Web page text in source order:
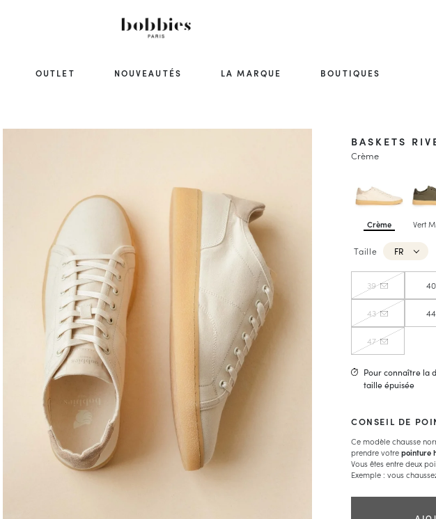
OUTLET NOUVEAUTÉS LA MARQUE BOUTIQUES
Crème Vert
BASKETS
Crème
Taille FR
39 40
43 44
47
Pour connaître la
taille épuisée
CONSEIL DE
Ce modèle chausse
prendre votrepointure
Vous êtes entre deux
Exemple : vous